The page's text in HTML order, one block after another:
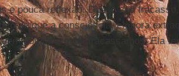
e pouca reflexão. Desse seu
de que a consciência, embora
somos e onde fracassamos. Ela